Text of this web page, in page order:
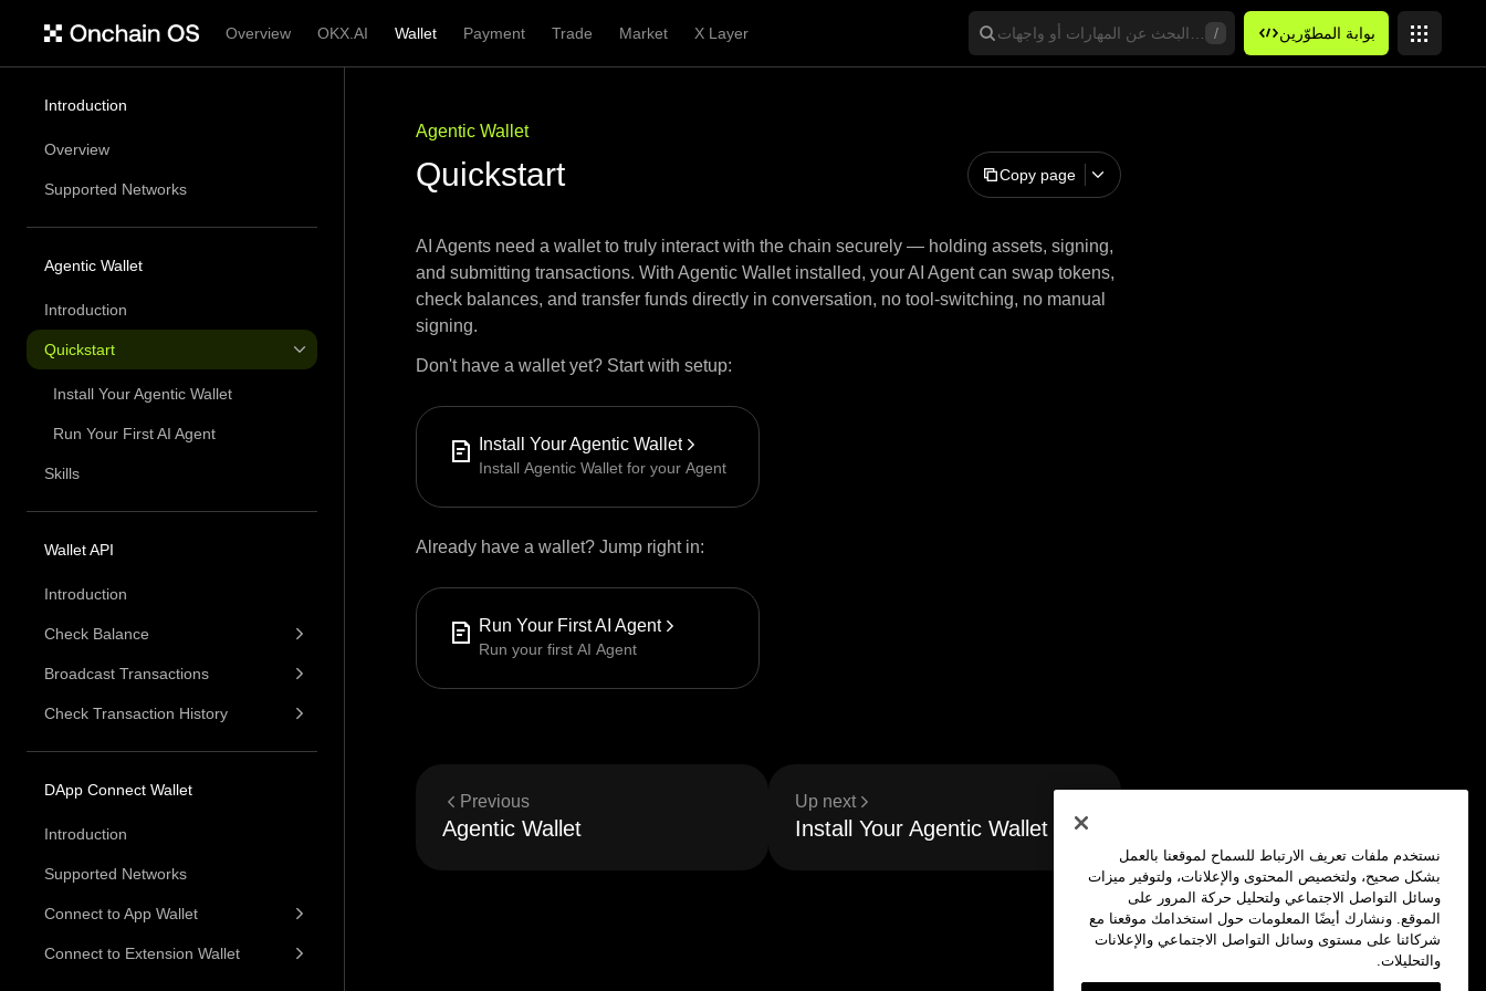
Overview OKX.AI Wallet Payment Trade Market X Layer البحث عن المهارات أو واجهات API أو الكلمات الرئيسية / بوابة المطوّرين
Introduction
Overview
Supported Networks
Agentic Wallet
Introduction
Quickstart
Install Your Agentic Wallet
Run Your First AI Agent
Skills
Wallet API
Introduction
Check Balance
Broadcast Transactions
Check Transaction History
DApp Connect Wallet
Introduction
Supported Networks
Connect to App Wallet
Connect to Extension Wallet
Agentic Wallet
Quickstart Copy page
AI Agents need a wallet to truly interact with the chain securely — holding assets, signing,
and submitting transactions. With Agentic Wallet installed, your AI Agent can swap tokens,
check balances, and transfer funds directly in conversation, no tool-switching, no manual
signing.
Don't have a wallet yet? Start with setup:
Install Your Agentic Wallet
Install Agentic Wallet for your Agent
Already have a wallet? Jump right in:
Run Your First AI Agent
Run your first AI Agent
Previous
Agentic Wallet
Up next
Install Your Agentic Wallet
نستخدم ملفات تعريف الارتباط للسماح لموقعنا بالعمل
بشكل صحيح، ولتخصيص المحتوى والإعلانات، ولتوفير ميزات
وسائل التواصل الاجتماعي ولتحليل حركة المرور على
الموقع. ونشارك أيضًا المعلومات حول استخدامك موقعنا مع
شركائنا على مستوى وسائل التواصل الاجتماعي والإعلانات
والتحليلات.